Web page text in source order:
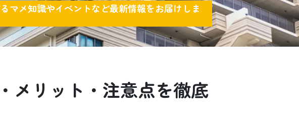
マメ知識やイベントなど最新情報をお届けしま
メリット・注意点を徹底